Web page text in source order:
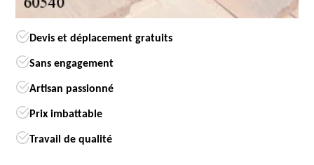
Devis et déplacement gratuits
Sans engagement
Artisan passionné
Prix imbattable
Travail de qualité